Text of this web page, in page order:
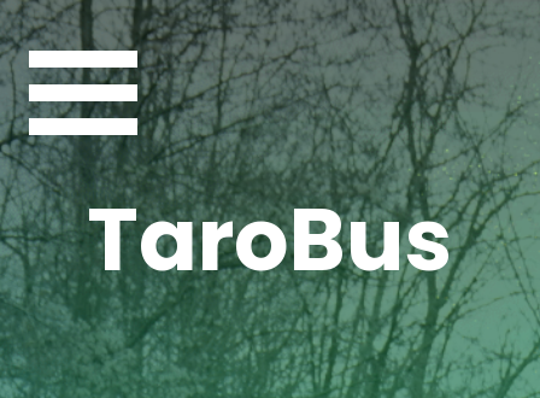
TaroBus